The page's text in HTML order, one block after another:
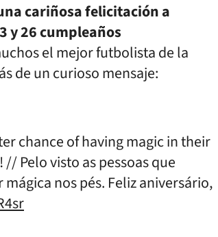
cariñosa felicitación a
y 26 cumpleaños
el mejor futbolista de la
de un curioso mensaje:
chance of having magic in their
! // Pelo visto as pessoas que
nos pés. Feliz aniversário,